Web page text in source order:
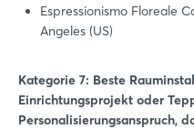
Espressionismo Floreale
Angeles (US)
Kategorie 7: Beste
Einrichtungsprojekt oder
Personalisierungsanspruch,